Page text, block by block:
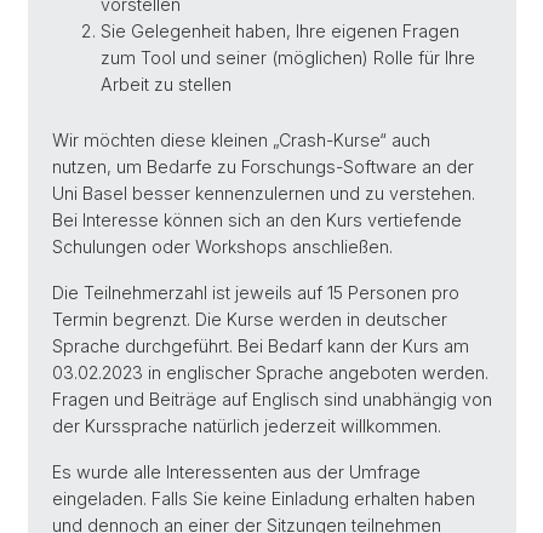
vorstellen
Sie Gelegenheit haben, Ihre eigenen Fragen
zum Tool und seiner (möglichen) Rolle für Ihre
Arbeit zu stellen
Wir möchten diese kleinen „Crash-Kurse“ auch
nutzen, um Bedarfe zu Forschungs-Software an der
Uni Basel besser kennenzulernen und zu verstehen.
Bei Interesse können sich an den Kurs vertiefende
Schulungen oder Workshops anschließen.
Die Teilnehmerzahl ist jeweils auf 15 Personen pro
Termin begrenzt. Die Kurse werden in deutscher
Sprache durchgeführt. Bei Bedarf kann der Kurs am
03.02.2023 in englischer Sprache angeboten werden.
Fragen und Beiträge auf Englisch sind unabhängig von
der Kurssprache natürlich jederzeit willkommen.
Es wurde alle Interessenten aus der Umfrage
eingeladen. Falls Sie keine Einladung erhalten haben
und dennoch an einer der Sitzungen teilnehmen